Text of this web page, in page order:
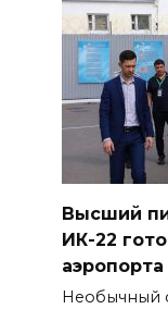
Высший
ИК-22
Необычный